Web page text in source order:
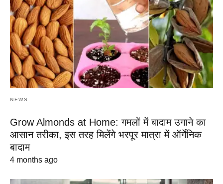
NEWS
Grow Almonds at Home: गमलों में बादाम उगाने का
आसान तरीका, इस तरह मिलेंगे भरपूर मात्रा में ऑर्गेनिक
बादाम
4 months ago